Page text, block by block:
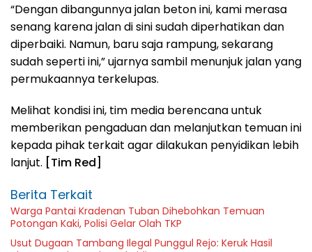
“Dengan dibangunnya jalan beton ini, kami merasa
senang karena jalan di sini sudah diperhatikan dan
diperbaiki. Namun, baru saja rampung, sekarang
sudah seperti ini,” ujarnya sambil menunjuk jalan yang
permukaannya terkelupas.
Melihat kondisi ini, tim media berencana untuk
memberikan pengaduan dan melanjutkan temuan ini
kepada pihak terkait agar dilakukan penyidikan lebih
lanjut. [Tim Red]
Berita Terkait
Warga Pantai Kradenan Tuban Dihebohkan Temuan
Potongan Kaki, Polisi Gelar Olah TKP
Usut Dugaan Tambang Ilegal Punggul Rejo: Keruk Hasil